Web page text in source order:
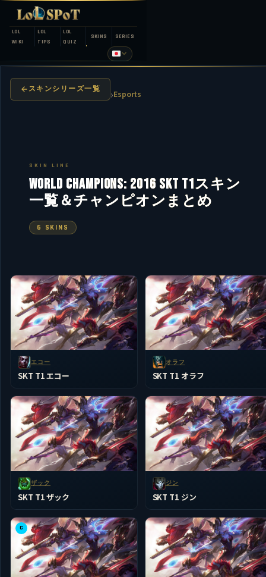
LOL
WIKI
LOL
TIPS
LOL
QUIZ
SKINS SERIES
スキンシリーズ一覧 ›Esports
SKIN LINE
World Champions: 2016 SKT T1スキン
一覧＆チャンピオンまとめ
6 SKINS
エコー
SKT T1 エコー
オラフ
SKT T1 オラフ
ザック
SKT T1 ザック
ジン
SKT T1 ジン
C